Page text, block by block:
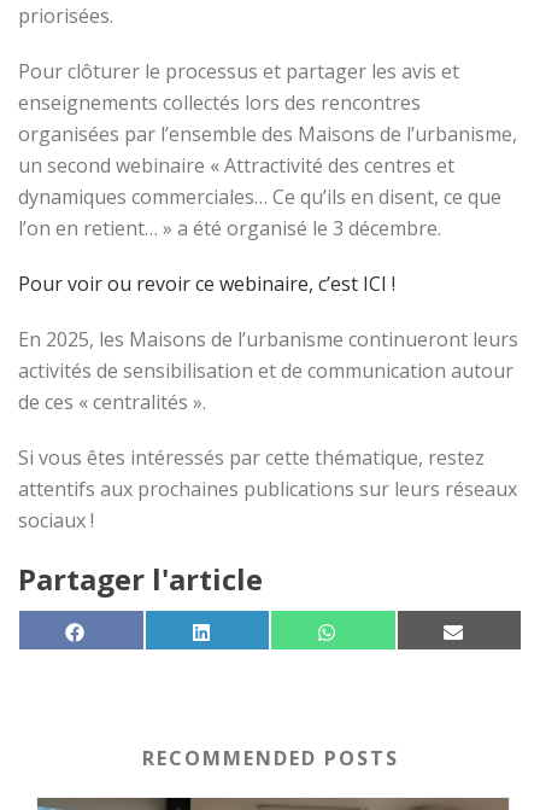
priorisées.
Pour clôturer le processus et partager les avis et
enseignements collectés lors des rencontres
organisées par l’ensemble des Maisons de l’urbanisme,
un second webinaire « Attractivité des centres et
dynamiques commerciales… Ce qu’ils en disent, ce que
l’on en retient… » a été organisé le 3 décembre.
Pour voir ou revoir ce webinaire, c’est ICI !
En 2025, les Maisons de l’urbanisme continueront leurs
activités de sensibilisation et de communication autour
de ces « centralités ».
Si vous êtes intéressés par cette thématique, restez
attentifs aux prochaines publications sur leurs réseaux
sociaux !
Partager l'article
RECOMMENDED POSTS